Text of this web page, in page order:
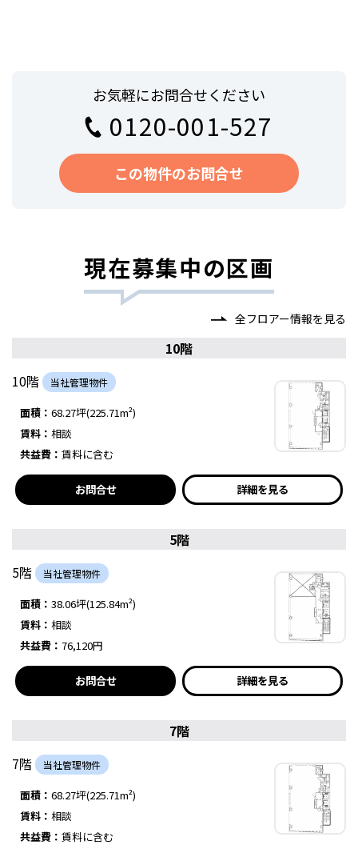
お気軽にお問合せください
0120-001-527
この物件のお問合せ
現在募集中の区画
全フロアー情報を見る
10階
10階
当社管理物件
面積： 68.27坪(225.71m²)
賃料： 相談
共益費： 賃料に含む
お問合せ 詳細を見る
5階
5階
当社管理物件
面積： 38.06坪(125.84m²)
賃料： 相談
共益費： 76,120円
お問合せ 詳細を見る
7階
7階
当社管理物件
面積： 68.27坪(225.71m²)
賃料： 相談
共益費： 賃料に含む